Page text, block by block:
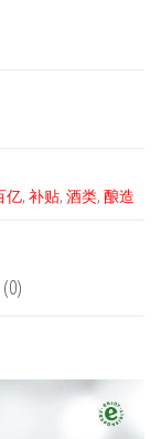
亿, 补贴, 酒类, 酿造